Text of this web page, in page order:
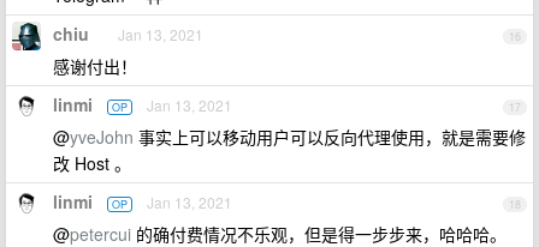
16
chiu Jan 13, 2021
感谢付出！
17
linmi OP Jan 13, 2021
@yveJohn 事实上可以移动用户可以反向代理使用，就是需要修
改 Host 。
18
linmi OP Jan 13, 2021
@petercui 的确付费情况不乐观，但是得一步步来，哈哈哈。